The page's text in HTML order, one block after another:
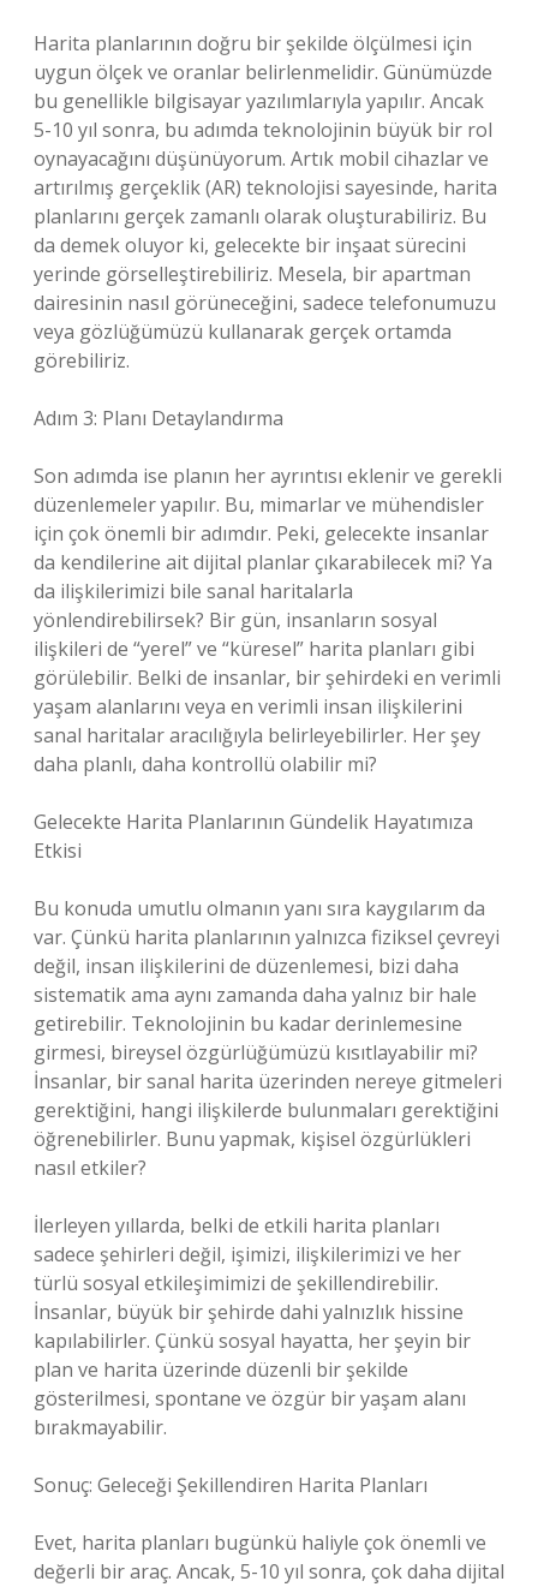
Harita planlarının doğru bir şekilde ölçülmesi için
uygun ölçek ve oranlar belirlenmelidir. Günümüzde
bu genellikle bilgisayar yazılımlarıyla yapılır. Ancak
5-10 yıl sonra, bu adımda teknolojinin büyük bir rol
oynayacağını düşünüyorum. Artık mobil cihazlar ve
artırılmış gerçeklik (AR) teknolojisi sayesinde, harita
planlarını gerçek zamanlı olarak oluşturabiliriz. Bu
da demek oluyor ki, gelecekte bir inşaat sürecini
yerinde görselleştirebiliriz. Mesela, bir apartman
dairesinin nasıl görüneceğini, sadece telefonumuzu
veya gözlüğümüzü kullanarak gerçek ortamda
görebiliriz.
Adım 3: Planı Detaylandırma
Son adımda ise planın her ayrıntısı eklenir ve gerekli
düzenlemeler yapılır. Bu, mimarlar ve mühendisler
için çok önemli bir adımdır. Peki, gelecekte insanlar
da kendilerine ait dijital planlar çıkarabilecek mi? Ya
da ilişkilerimizi bile sanal haritalarla
yönlendirebilirsek? Bir gün, insanların sosyal
ilişkileri de “yerel” ve “küresel” harita planları gibi
görülebilir. Belki de insanlar, bir şehirdeki en verimli
yaşam alanlarını veya en verimli insan ilişkilerini
sanal haritalar aracılığıyla belirleyebilirler. Her şey
daha planlı, daha kontrollü olabilir mi?
Gelecekte Harita Planlarının Gündelik Hayatımıza
Etkisi
Bu konuda umutlu olmanın yanı sıra kaygılarım da
var. Çünkü harita planlarının yalnızca fiziksel çevreyi
değil, insan ilişkilerini de düzenlemesi, bizi daha
sistematik ama aynı zamanda daha yalnız bir hale
getirebilir. Teknolojinin bu kadar derinlemesine
girmesi, bireysel özgürlüğümüzü kısıtlayabilir mi?
İnsanlar, bir sanal harita üzerinden nereye gitmeleri
gerektiğini, hangi ilişkilerde bulunmaları gerektiğini
öğrenebilirler. Bunu yapmak, kişisel özgürlükleri
nasıl etkiler?
İlerleyen yıllarda, belki de etkili harita planları
sadece şehirleri değil, işimizi, ilişkilerimizi ve her
türlü sosyal etkileşimimizi de şekillendirebilir.
İnsanlar, büyük bir şehirde dahi yalnızlık hissine
kapılabilirler. Çünkü sosyal hayatta, her şeyin bir
plan ve harita üzerinde düzenli bir şekilde
gösterilmesi, spontane ve özgür bir yaşam alanı
bırakmayabilir.
Sonuç: Geleceği Şekillendiren Harita Planları
Evet, harita planları bugünkü haliyle çok önemli ve
değerli bir araç. Ancak, 5-10 yıl sonra, çok daha dijital